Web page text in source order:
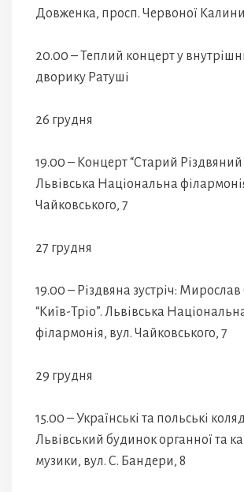
Довженка, просп. Червоної
20.00 – Теплий концерт у
дворику Ратуші
26 грудня
19.00 – Концерт “Старий
Львівська Національна
Чайковського, 7
27 грудня
19.00 – Різдвяна зустріч:
“Київ-Тріо”. Львівська
філармонія, вул. Чайковського, 7
29 грудня
15.00 – Українські та польські
Львівський будинок органної та
музики, вул. С. Бандери, 8